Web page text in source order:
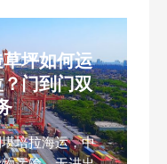
坪如何运
门到门双
培拉海运，中